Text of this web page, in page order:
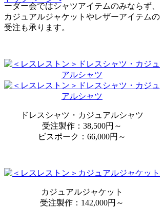
ーダー会ではシャツアイテムのみならず、
カジュアルジャケットやレザーアイテムの
受注も承ります。
ドレスシャツ・カジュアルシャツ
受注製作：38,500円～
ビスポーク：66,000円～
カジュアルジャケット
受注製作：142,000円～